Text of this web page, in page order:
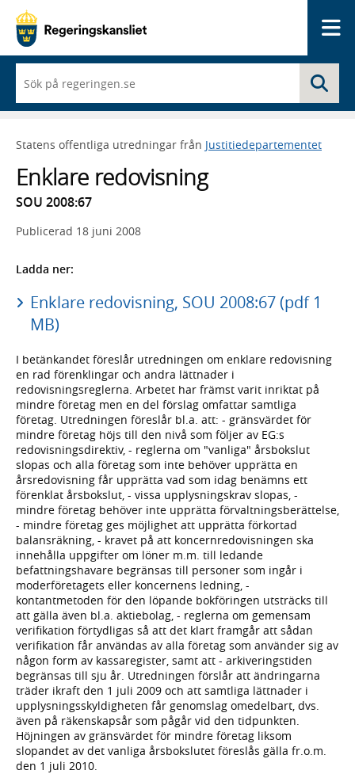
du
börjar
skriva
framträder
lista
med
sökförslag
Statens offentliga utredningar från Justitiedepartementet
Enklare redovisning
SOU 2008:67
Publicerad 18 juni 2008
Ladda ner:
Enklare redovisning, SOU 2008:67 (pdf 1
MB)
I betänkandet föreslår utredningen om enklare redovisning
en rad förenklingar och andra lättnader i
redovisningsreglerna. Arbetet har främst varit inriktat på
mindre företag men en del förslag omfattar samtliga
företag. Utredningen föreslår bl.a. att: - gränsvärdet för
mindre företag höjs till den nivå som följer av EG:s
redovisningsdirektiv, - reglerna om "vanliga" årsbokslut
slopas och alla företag som inte behöver upprätta en
årsredovisning får upprätta vad som idag benämns ett
förenklat årsbokslut, - vissa upplysningskrav slopas, -
mindre företag behöver inte upprätta förvaltningsberättelse,
- mindre företag ges möjlighet att upprätta förkortad
balansräkning, - kravet på att koncernredovisningen ska
innehålla uppgifter om löner m.m. till ledande
befattningshavare begränsas till personer som ingår i
moderföretagets eller koncernens ledning, -
kontantmetoden för den löpande bokföringen utsträcks till
att gälla även bl.a. aktiebolag, - reglerna om gemensam
verifikation förtydligas så att det klart framgår att sådan
verifikation får användas av alla företag som använder sig av
någon form av kassaregister, samt att - arkiveringstiden
begränsas till sju år. Utredningen förslår att ändringarna
träder ikraft den 1 juli 2009 och att samtliga lättnader i
upplysningsskyldigheten får genomslag omedelbart, dvs.
även på räkenskapsår som pågår vid den tidpunkten.
Höjningen av gränsvärdet för mindre företag liksom
slopandet av det vanliga årsbokslutet föreslås gälla fr.o.m.
den 1 juli 2010.